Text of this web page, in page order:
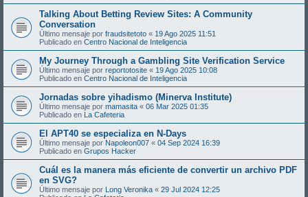
Talking About Betting Review Sites: A Community
Conversation
Último mensaje por fraudsitetoto « 19 Ago 2025 11:51
Publicado en Centro Nacional de Inteligencia
My Journey Through a Gambling Site Verification Service
Último mensaje por reportotosite « 19 Ago 2025 10:08
Publicado en Centro Nacional de Inteligencia
Jornadas sobre yihadismo (Minerva Institute)
Último mensaje por mamasita « 06 Mar 2025 01:35
Publicado en La Cafeteria
El APT40 se especializa en N-Days
Último mensaje por Napoleon007 « 04 Sep 2024 16:39
Publicado en Grupos Hacker
Cuál es la manera más eficiente de convertir un archivo PDF
en SVG?
Último mensaje por Long Veronika « 29 Jul 2024 12:25